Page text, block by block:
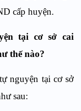
cấp huyện.
tại cơ sở cai
thế nào?
nguyện tại cơ sở
sau: